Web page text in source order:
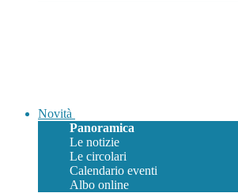
Novità
Panoramica
Le notizie
Le circolari
Calendario eventi
Albo online